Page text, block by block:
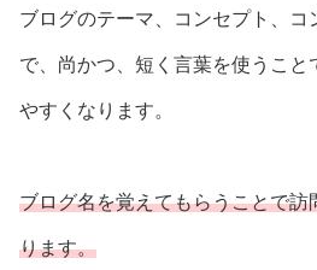
ブログのテーマ、コンセプト、
で、尚かつ、短く言葉を使うこと
やすくなります。
ブログ名を覚えてもらうことで訪
ります。